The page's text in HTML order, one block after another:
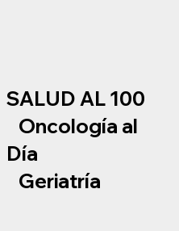
SALUD AL 100
Oncología al
Día
Geriatría